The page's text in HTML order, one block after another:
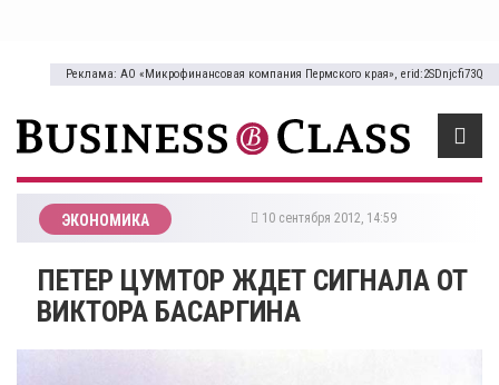
Реклама: АО «Микрофинансовая компания Пермского края», erid:2SDnjcfi73Q
ЭКОНОМИКА 10 сентября 2012, 14:59
ПЕТЕР ЦУМТОР ЖДЕТ СИГНАЛА ОТ
ВИКТОРА БАСАРГИНА